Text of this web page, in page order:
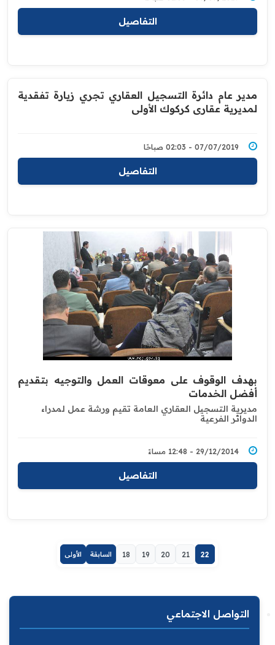
التفاصيل
مدير عام دائرة التسجيل العقاري تجري زيارة تفقدية
لمديرية عقاري كركوك الأولى
07/07/2019 - 02:03 صباحًا
التفاصيل
بهدف الوقوف على معوقات العمل والتوجيه بتقديم
أفضل الخدمات
مديرية التسجيل العقاري العامة تقيم ورشة عمل لمدراء
الدوائر الفرعية
29/12/2014 - 12:48 مساءً
التفاصيل
الأولى السابقة 18 19 20 21 22
التواصل الاجتماعي